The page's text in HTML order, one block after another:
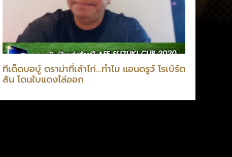
ทีเด็ดบอบู๋ ดราม่าที่เล้าไก่…ทำไม แอนดรูว์ โรเบิร์ต
สัน โดนใบแดงไล่ออก